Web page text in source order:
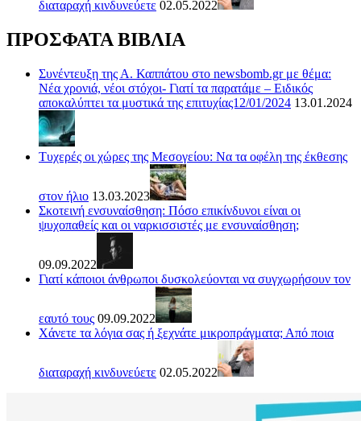
διαταραχή κινδυνεύετε 02.05.2022
ΠΡΟΣΦΑΤΑ ΒΙΒΛΙΑ
Συνέντευξη της Α. Καππάτου στο newsbomb.gr με θέμα:
Νέα χρονιά, νέοι στόχοι- Γιατί τα παρατάμε – Ειδικός
αποκαλύπτει τα μυστικά της επιτυχίας12/01/2024 13.01.2024
Τυχερές οι χώρες της Μεσογείου: Να τα οφέλη της έκθεσης
στον ήλιο 13.03.2023
Σκοτεινή ενσυναίσθηση: Πόσο επικίνδυνοι είναι οι
ψυχοπαθείς και οι ναρκισσιστές με ενσυναίσθηση;
09.09.2022
Γιατί κάποιοι άνθρωποι δυσκολεύονται να συγχωρήσουν τον
εαυτό τους 09.09.2022
Χάνετε τα λόγια σας ή ξεχνάτε μικροπράγματα; Από ποια
διαταραχή κινδυνεύετε 02.05.2022